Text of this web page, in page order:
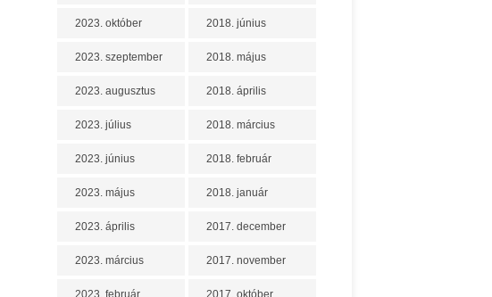
2023. október
2023. szeptember
2023. augusztus
2023. július
2023. június
2023. május
2023. április
2023. március
2023. február
2018. június
2018. május
2018. április
2018. március
2018. február
2018. január
2017. december
2017. november
2017. október